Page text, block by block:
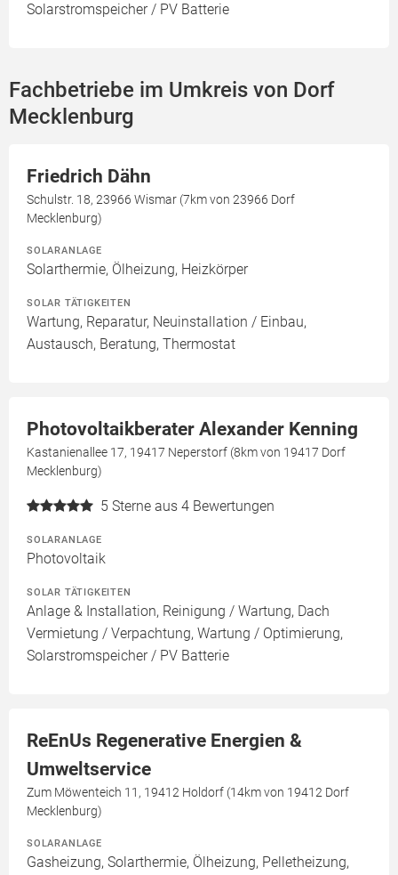
Solarstromspeicher / PV Batterie
Fachbetriebe im Umkreis von Dorf
Mecklenburg
Friedrich Dähn
Schulstr. 18, 23966 Wismar (7km von 23966 Dorf
Mecklenburg)
SOLARANLAGE
Solarthermie, Ölheizung, Heizkörper
SOLAR TÄTIGKEITEN
Wartung, Reparatur, Neuinstallation / Einbau,
Austausch, Beratung, Thermostat
Photovoltaikberater Alexander Kenning
Kastanienallee 17, 19417 Neperstorf (8km von 19417 Dorf
Mecklenburg)
5 Sterne aus 4 Bewertungen
SOLARANLAGE
Photovoltaik
SOLAR TÄTIGKEITEN
Anlage & Installation, Reinigung / Wartung, Dach
Vermietung / Verpachtung, Wartung / Optimierung,
Solarstromspeicher / PV Batterie
ReEnUs Regenerative Energien &
Umweltservice
Zum Möwenteich 11, 19412 Holdorf (14km von 19412 Dorf
Mecklenburg)
SOLARANLAGE
Gasheizung, Solarthermie, Ölheizung, Pelletheizung,